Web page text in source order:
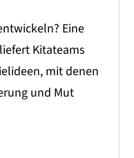
Eine
Kitateams
mit denen
und Mut